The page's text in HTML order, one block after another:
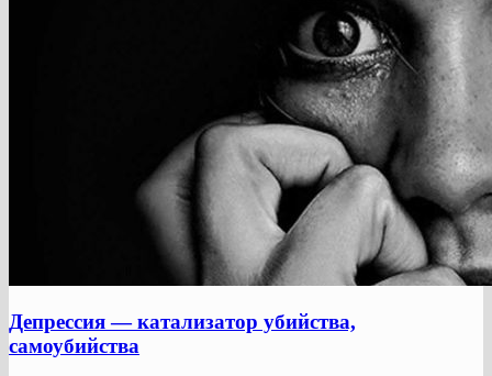
Депрессия — катализатор убийства,
самоубийства